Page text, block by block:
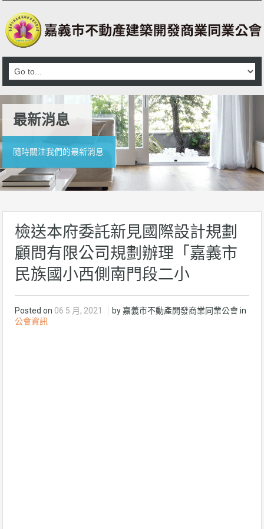
最新消息
隨時關注我們的最新消息
檢送本府委託新見國際設計規劃
顧問有限公司規劃辦理「嘉義市
民族國小西側南門段二小
Posted on 06 5 月, 2021
by 嘉義市不動產開發商業同業公會 in
公會資訊